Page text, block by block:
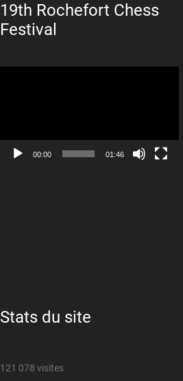
19th Rochefort Chess
Festival
00:00 01:46
Stats du site
121 078 visites